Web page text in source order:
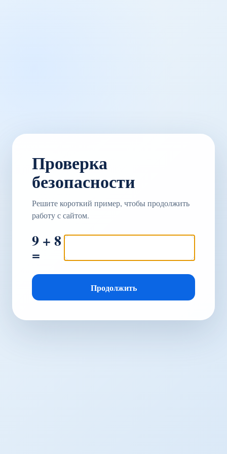
Проверка
безопасности
Решите короткий пример, чтобы продолжить
работу с сайтом.
9 + 8
=
Продолжить